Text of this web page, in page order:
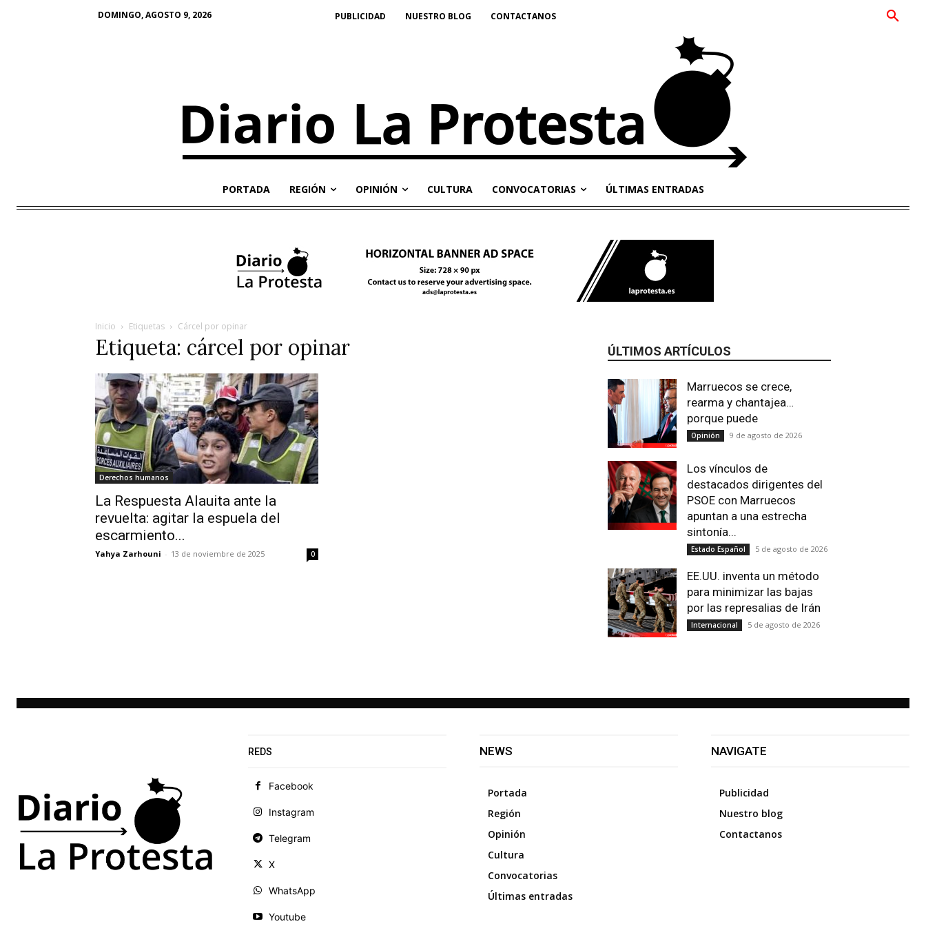
DOMINGO, AGOSTO 9, 2026 PUBLICIDAD NUESTRO BLOG CONTACTANOS
PORTADA REGIÓN OPINIÓN CULTURA CONVOCATORIAS ÚLTIMAS ENTRADAS
Inicio Etiquetas Cárcel por opinar
Etiqueta: cárcel por opinar
Derechos humanos
La Respuesta Alauita ante la
revuelta: agitar la espuela del
escarmiento...
Yahya Zarhouni - 13 de noviembre de 2025 0
ÚLTIMOS ARTÍCULOS
Marruecos se crece,
rearma y chantajea…
porque puede
Opinión 9 de agosto de 2026
Los vínculos de
destacados dirigentes del
PSOE con Marruecos
apuntan a una estrecha
sintonía...
Estado Español 5 de agosto de 2026
EE.UU. inventa un método
para minimizar las bajas
por las represalias de Irán
Internacional 5 de agosto de 2026
REDS
Facebook
Instagram
Telegram
X
WhatsApp
Youtube
NEWS
Portada
Región
Opinión
Cultura
Convocatorias
Últimas entradas
NAVIGATE
Publicidad
Nuestro blog
Contactanos